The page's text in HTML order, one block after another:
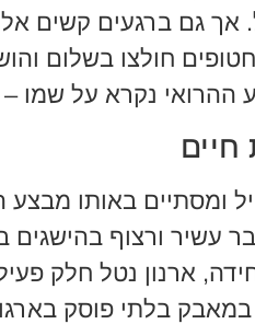
אך גם ברגעים קשים
חולצו בשלום
ההרואי נקרא על שמו –
ומסתיים באותו מבצע
עשיר ורצוף
ארנון נטל חלק
במאבק בלתי פוסק